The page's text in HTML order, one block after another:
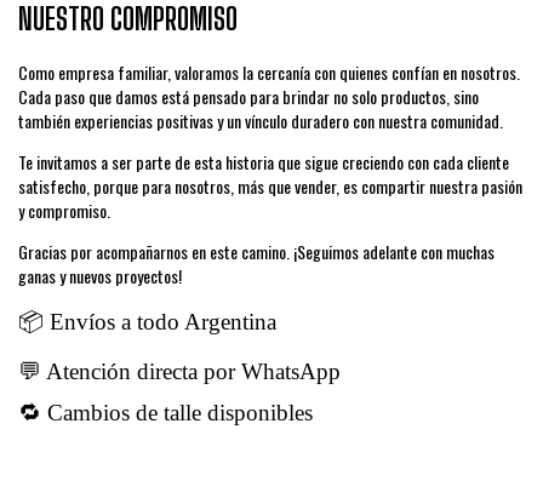
NUESTRO COMPROMISO
Como empresa familiar, valoramos la cercanía con quienes confían en nosotros.
Cada paso que damos está pensado para brindar no solo productos, sino
también experiencias positivas y un vínculo duradero con nuestra comunidad.
Te invitamos a ser parte de esta historia que sigue creciendo con cada cliente
satisfecho, porque para nosotros, más que vender, es compartir nuestra pasión
y compromiso.
Gracias por acompañarnos en este camino. ¡Seguimos adelante con muchas
ganas y nuevos proyectos!
📦 Envíos a todo Argentina
💬 Atención directa por WhatsApp
🔁 Cambios de talle disponibles